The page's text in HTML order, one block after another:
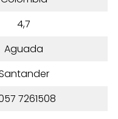
4,7
Aguada
7261508